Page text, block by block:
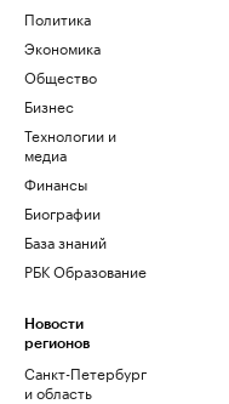
Политика
Экономика
Общество
Бизнес
Технологии и
медиа
Финансы
Биографии
База знаний
РБК Образование
Новости
регионов
Санкт-Петербург
и область